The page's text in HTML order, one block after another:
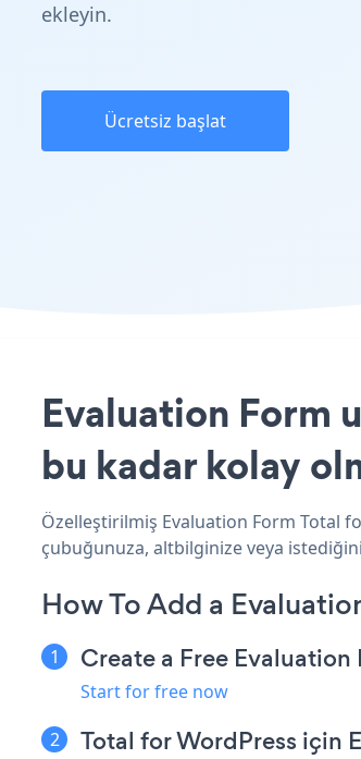
ekleyin.
Ücretsiz başlat
Evaluation Form
bu kadar kolay
Özelleştirilmiş Evaluation Form Total
çubuğunuza, altbilginize veya
How To Add a
Create a Free Evaluation
Start for free now
Total for WordPress için